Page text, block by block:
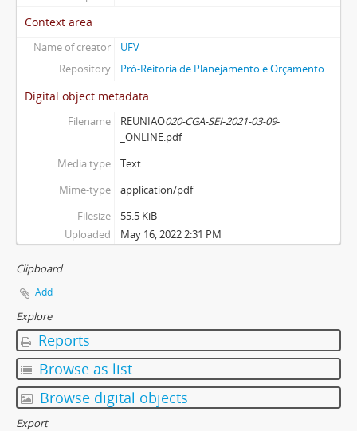
Context area
Name of creator
UFV
Repository
Pró-Reitoria de Planejamento e Orçamento
Digital object metadata
Filename REUNIAO020-CGA-SEI-2021-03-09-
_ONLINE.pdf
Media type
Text
Mime-type
application/pdf
Filesize
55.5 KiB
Uploaded
May 16, 2022 2:31 PM
Clipboard
Add
Explore
Reports
Browse as list
Browse digital objects
Export